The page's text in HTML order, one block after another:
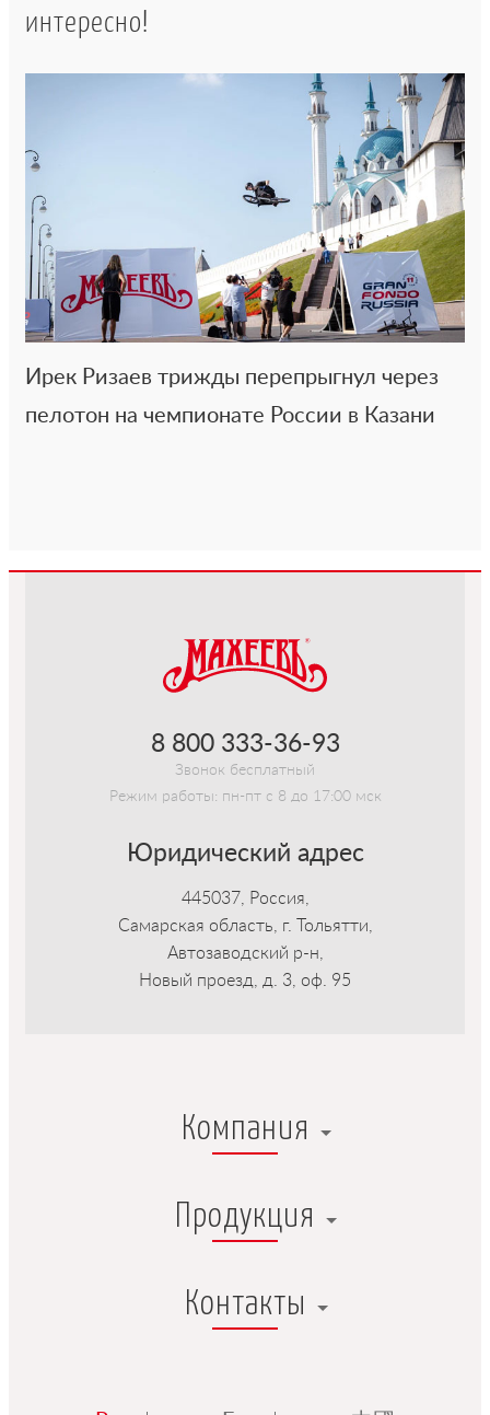
интересно!
Ирек Ризаев трижды перепрыгнул через
пелотон на чемпионате России в Казани
8 800 333-36-93
Звонок бесплатный
Режим работы: пн-пт с 8 до 17:00 мск
Юридический адрес
445037, Россия,
Самарская область, г. Тольятти,
Автозаводский р-н,
Новый проезд, д. 3, оф. 95
Компания
Продукция
Контакты